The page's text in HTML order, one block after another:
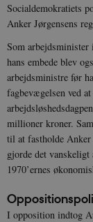
Socialdemokratiets
Anker Jørgensens
Som
hans embede blev
arbejdsministre før
fagbevægelsen ved
millioner kroner.
til at fastholde
gjorde det
1970’ernes
I opposition indtog